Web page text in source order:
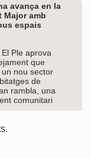
avança en la
Major amb
espais
El Ple aprova
que
nou sector
de
rambla, una
comunitari
per navegar.